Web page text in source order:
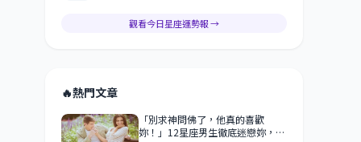
觀看今日星座運勢報 →
🔥熱門文章
「別求神問佛了，他真的喜歡
妳！」12星座男生徹底迷戀妳，才